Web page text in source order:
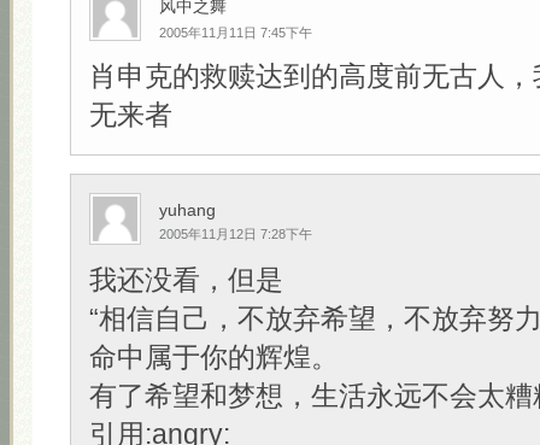
风中之舞
2005年11月11日 7:45下午
肖申克的救赎达到的高度前无古人
无来者
yuhang
2005年11月12日 7:28下午
我还没看，但是
“相信自己，不放弃希望，不放弃努
命中属于你的辉煌。
有了希望和梦想，生活永远不会太糟
引用:angry: